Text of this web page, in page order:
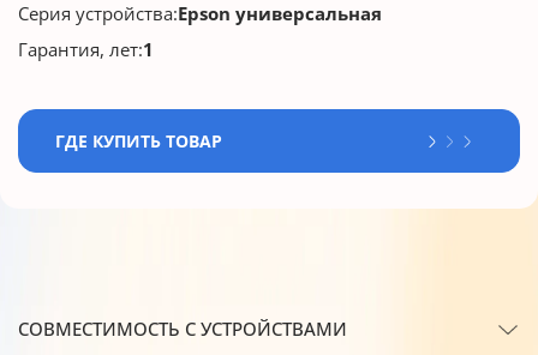
Серия устройства:Epson универсальная
Гарантия, лет:1
ГДЕ КУПИТЬ ТОВАР
СОВМЕСТИМОСТЬ С УСТРОЙСТВАМИ